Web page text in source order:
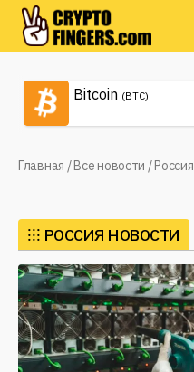
Bitcoin (BTC)
Главная /Все новости /Россия
⁝⁝⁝ РОССИЯ НОВОСТИ